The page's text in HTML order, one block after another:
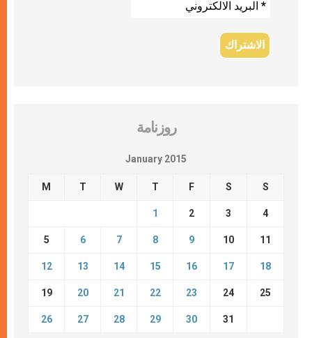
روزنامة
January 2015
M T W T F S S
1 2 3 4
5 6 7 8 9 10 11
12 13 14 15 16 17 18
19 20 21 22 23 24 25
26 27 28 29 30 31